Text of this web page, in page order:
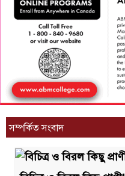
সম্পর্কিত সংবাদ